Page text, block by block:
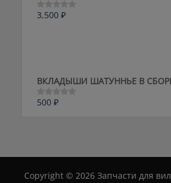
Оценка
3,500 ₽
ВКЛАДЫШИ ШАТУННЬЕ В СБОРЕ
Оценка
500 ₽
Copyright © 2026 Запчасти для